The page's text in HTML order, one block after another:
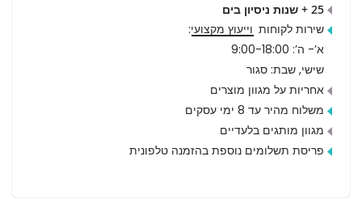
25 + שנות ניסיון בים
שירות לקוחות וייעוץ מקצועי:
א’- ה’: 9:00-18:00
שישי, שבת: סגור
אחריות על מגוון מוצרים
משלוח מהיר עד 8 ימי עסקים
מגוון מותגים בלעדיים
פריסת תשלומים נוספת בהזמנה טלפונית